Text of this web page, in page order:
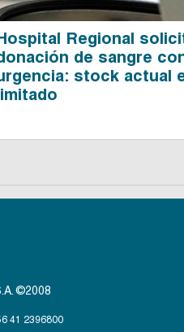
Regional
de sangre
stock actual
©2008
41 2396800